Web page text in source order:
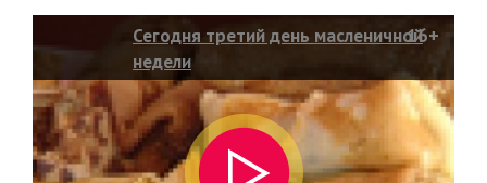
Сегодня третий день масленичной
недели
16+